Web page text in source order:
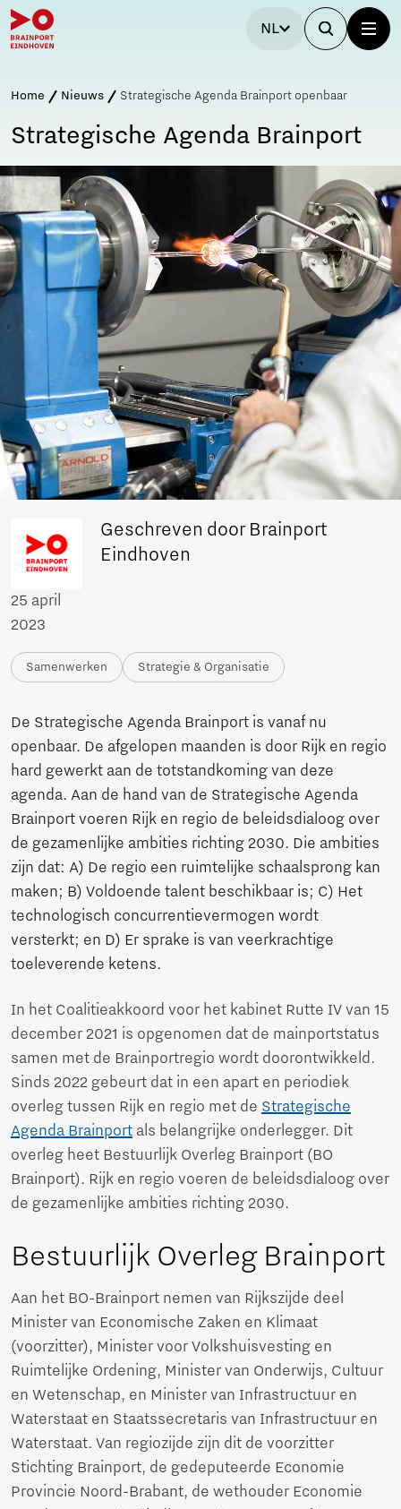
NL
Home Nieuws Strategische Agenda Brainport openbaar
Strategische Agenda Brainport
Geschreven door Brainport
Eindhoven
25 april
2023
Samenwerken Strategie & Organisatie
De Strategische Agenda Brainport is vanaf nu
openbaar. De afgelopen maanden is door Rijk en regio
hard gewerkt aan de totstandkoming van deze
agenda. Aan de hand van de Strategische Agenda
Brainport voeren Rijk en regio de beleidsdialoog over
de gezamenlijke ambities richting 2030. Die ambities
zijn dat: A) De regio een ruimtelijke schaalsprong kan
maken; B) Voldoende talent beschikbaar is; C) Het
technologisch concurrentievermogen wordt
versterkt; en D) Er sprake is van veerkrachtige
toeleverende ketens.
In het Coalitieakkoord voor het kabinet Rutte IV van 15
december 2021 is opgenomen dat de mainportstatus
samen met de Brainportregio wordt doorontwikkeld.
Sinds 2022 gebeurt dat in een apart en periodiek
overleg tussen Rijk en regio met de Strategische
Agenda Brainport als belangrijke onderlegger. Dit
overleg heet Bestuurlijk Overleg Brainport (BO
Brainport). Rijk en regio voeren de beleidsdialoog over
de gezamenlijke ambities richting 2030.
Bestuurlijk Overleg Brainport
Aan het BO-Brainport nemen van Rijkszijde deel
Minister van Economische Zaken en Klimaat
(voorzitter), Minister voor Volkshuisvesting en
Ruimtelijke Ordening, Minister van Onderwijs, Cultuur
en Wetenschap, en Minister van Infrastructuur en
Waterstaat en Staatssecretaris van Infrastructuur en
Waterstaat. Van regiozijde zijn dit de voorzitter
Stichting Brainport, de gedeputeerde Economie
Provincie Noord-Brabant, de wethouder Economie